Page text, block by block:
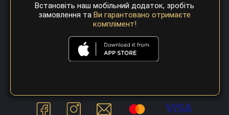
Встановіть наш мобільний додаток, зробіть
замовлення та Ви гарантовано отримаєте
комплімент!